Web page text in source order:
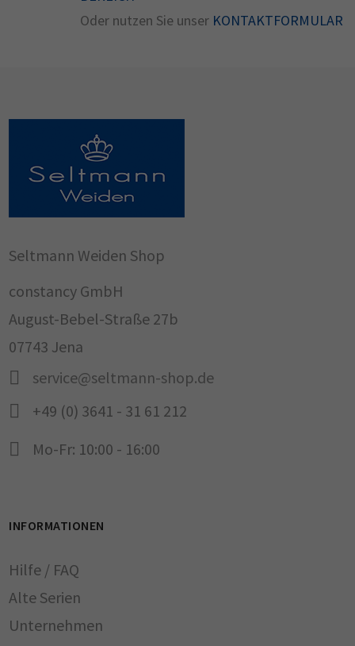
Oder nutzen Sie unser KONTAKTFORMULAR
Seltmann Weiden Shop
constancy GmbH
August-Bebel-Straße 27b
07743 Jena
service@seltmann-shop.de
+49 (0) 3641 - 31 61 212
Mo-Fr: 10:00 - 16:00
INFORMATIONEN
Hilfe / FAQ
Alte Serien
Unternehmen